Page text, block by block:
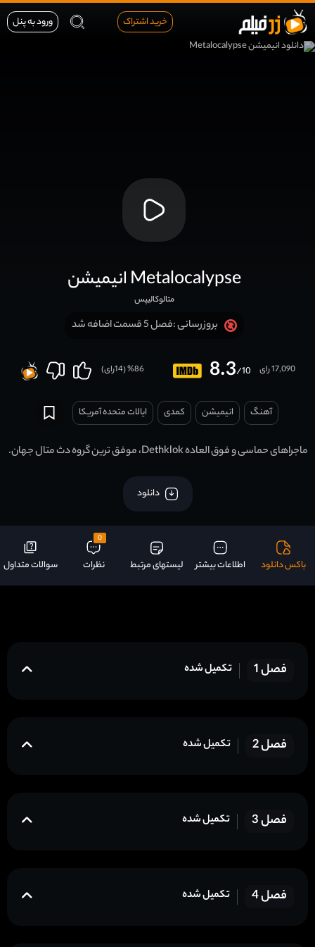
خرید اشتراک ورود به پنل
انیمیشن Metalocalypse
متالوکالیپس
بروزرسانی :فصل 5 قسمت اضافه شد
8.3/10 17,090 رای 86
% (
14رای)
آهنگ انیمیشن کمدی ایالات متحده آمریکا
ماجراهای حماسی و فوق العاده Dethklok، موفق ترین گروه دث متال جهان.
دانلود
باکس دانلود اطلاعات بیشتر لیستهای مرتبط
0
نظرات سوالات متداول
فصل 1 تکمیل شده
فصل 2 تکمیل شده
فصل 3 تکمیل شده
فصل 4 تکمیل شده